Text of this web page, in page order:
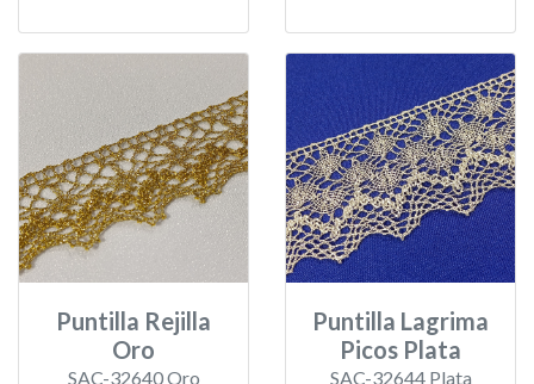
Puntilla Rejilla
Oro
SAC-32640 Oro
Puntilla Lagrima
Picos Plata
SAC-32644 Plata